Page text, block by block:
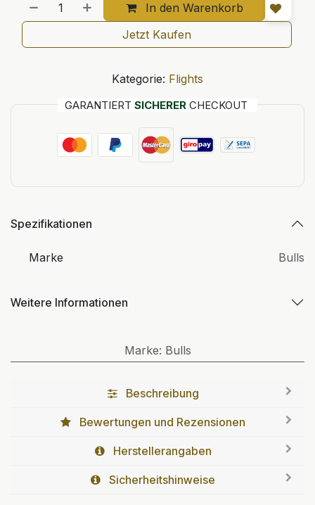
In den Warenkorb
Jetzt Kaufen
Kategorie: Flights
GARANTIERT SICHERER CHECKOUT
Spezifikationen
Marke Bulls
Weitere Informationen
Marke: Bulls
Beschreibung
Bewertungen und Rezensionen
Herstellerangaben
Sicherheitshinweise